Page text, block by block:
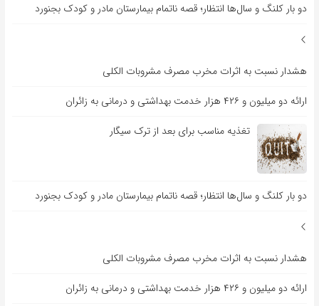
دو بار کلنگ و سال‌ها انتظار؛ قصه ناتمام بیمارستان مادر و کودک بجنورد
هشدار نسبت به اثرات مخرب مصرف مشروبات الکلی
ارائه دو میلیون و ۴۲۶ هزار خدمت بهداشتی و درمانی به زائران
تغذیه مناسب برای بعد از ترک سیگار
دو بار کلنگ و سال‌ها انتظار؛ قصه ناتمام بیمارستان مادر و کودک بجنورد
هشدار نسبت به اثرات مخرب مصرف مشروبات الکلی
ارائه دو میلیون و ۴۲۶ هزار خدمت بهداشتی و درمانی به زائران